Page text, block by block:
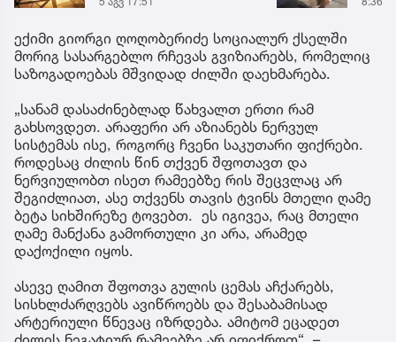
ავრცელებს
ექიმი გიორგი ღოღობერიძე სოციალურ ქსელში
მორიგ სასარგებლო რჩევას გვიზიარებს, რომელიც
საზოგადოებას მშვიდად ძილში დაეხმარება.
„სანამ დასაძინებლად წახვალთ ერთი რამ
გახსოვდეთ. არაფერი არ აზიანებს ნერვულ
სისტემას ისე, როგორც ჩვენი საკუთარი ფიქრები.
როდესაც ძილის წინ თქვენ შფოთავთ და
ნერვიულობთ ისეთ რამეებზე რის შეცვლაც არ
შეგიძლიათ, ასე თქვენს თავის ტვინს მთელი ღამე
ბეტა სიხშირეზე ტოვებთ. ეს იგივეა, რაც მთელი
ღამე მანქანა გამორთული კი არა, არამედ
დაქოქილი იყოს.
ასევე ღამით შფოთვა გულის ცემას აჩქარებს,
სისხლძარღვებს ავიწროებს და შესაბამისად
არტერიული წნევაც იზრდება. ამიტომ ეცადეთ